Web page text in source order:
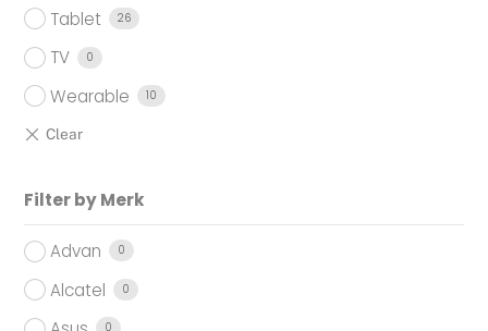
Tablet 26
TV 0
Wearable 10
Filter by Merk
Advan 0
Alcatel 0
0